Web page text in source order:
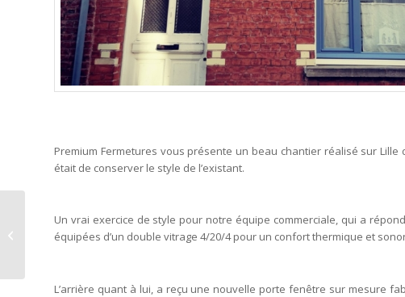
Premium Fermetures vous présente un beau chantier réalisé sur
était de conserver le style de l’existant.
Un vrai exercice de style pour notre équipe commerciale, qui a
équipées d’un double vitrage 4/20/4 pour un confort thermique et
L’arrière quant à lui, a reçu une nouvelle porte fenêtre sur mesure
Vivre votre pergola
Renson 365 jours par